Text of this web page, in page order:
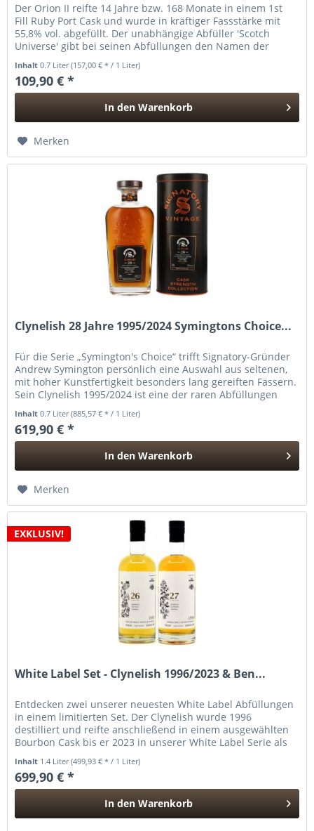
Der Orion II reifte 14 Jahre bzw. 168 Monate in einem 1st
Fill Ruby Port Cask und wurde in kräftiger Fassstärke mit
55,8% vol. abgefüllt. Der unabhängige Abfüller 'Scotch
Universe' gibt bei seinen Abfüllungen den Namen der
Inhalt0.7 Liter(157,00 € * / 1 Liter)
109,90 € *
In den Warenkorb
Merken
Clynelish 28 Jahre 1995/2024 Symingtons Choice...
Für die Serie „Symington's Choice“ trifft Signatory-Gründer
Andrew Symington persönlich eine Auswahl aus seltenen,
mit hoher Kunstfertigkeit besonders lang gereiften Fässern.
Sein Clynelish 1995/2024 ist eine der raren Abfüllungen
Inhalt0.7 Liter(885,57 € * / 1 Liter)
619,90 € *
In den Warenkorb
Merken
EXKLUSIV!
White Label Set - Clynelish 1996/2023 & Ben...
Entdecken zwei unserer neuesten White Label Abfüllungen
in einem limitierten Set. Der Clynelish wurde 1996
destilliert und reifte anschließend in einem ausgewählten
Bourbon Cask bis er 2023 in unserer White Label Serie als
Inhalt 1.4 Liter(499,93 € * / 1 Liter)
699,90 € *
In den Warenkorb